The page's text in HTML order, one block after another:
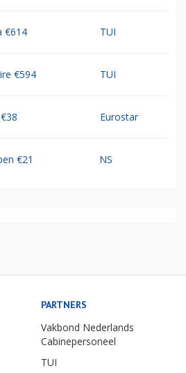
€614 TUI
€594 TUI
Eurostar
€21 NS
PARTNERS
Vakbond Nederlands
Cabinepersoneel
TUI